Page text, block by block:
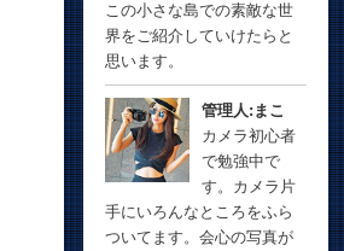
この小さな島での素敵な世
界をご紹介していけたらと
思います。
管理人:まこ
カメラ初心者
で勉強中で
す。カメラ片
手にいろんなところをふら
ついてます。会心の写真が